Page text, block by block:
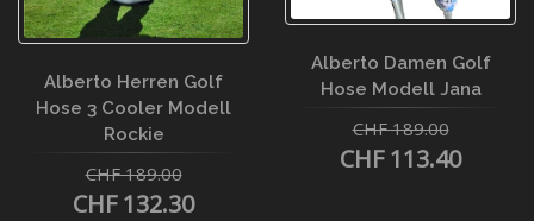
Alberto Herren Golf
Hose 3 Cooler Modell
Rockie
CHF 189.00
CHF 132.30
Alberto Damen Golf
Hose Modell Jana
CHF 189.00
CHF 113.40